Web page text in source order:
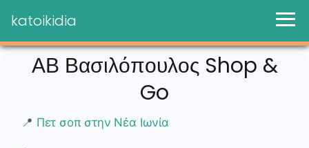
katoikidia
ΑΒ Βασιλόπουλος Shop &
Go
📍 Πετ σοπ στην Νέα Ιωνία